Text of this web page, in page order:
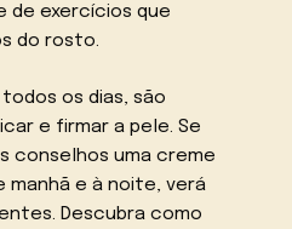
de exercícios que
do rosto.
os dias, são
e firmar a pele. Se
conselhos uma creme
manhã e à noite, verá
Descubra como